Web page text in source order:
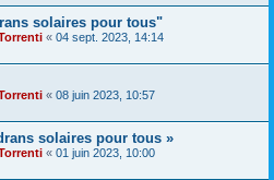
solaires pour tous"
« 04 sept. 2023, 14:14
« 08 juin 2023, 10:57
solaires pour tous »
« 01 juin 2023, 10:00